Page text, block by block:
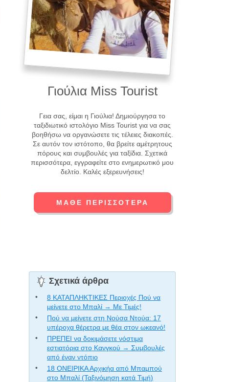
Γιούλια Miss Tourist
Γεια σας, είμαι η Γιούλια! Δημιούργησα το
ταξιδιωτικό ιστολόγιο Miss Tourist για να σας
βοηθήσω να οργανώσετε τις τέλειες διακοπές.
Σε αυτόν τον ιστότοπο, θα βρείτε αμέτρητους
πόρους και συμβουλές για ταξίδια. Σχετικά
περισσότερα, εγγραφείτε στο ενημερωτικό μου
δελτίο. Καλές εξερευνήσεις!
ΜΆΘΕ ΠΕΡΙΣΣΌΤΕΡΑ
Σχετικά άρθρα
8 ΚΑΤΑΠΛΗΚΤΙΚΕΣ Περιοχές Πού να
μείνετε στο Μπαλί → Με Τιμές!
Πού να μείνετε στη Νούσα Ντούα: 17
υπέροχα θέρετρα με θέα στον ωκεανό!
ΠΡΕΠΕΙ να δοκιμάσετε νόστιμα
εστιατόρια στο Κανγκού → Συμβουλές
από έναν ντόπιο
18 ΟΝΕΙΡΙΚΑ Αρχικήα από Μπαμπού
στο Μπαλί (Ταξινόμηση κατά Τιμή)